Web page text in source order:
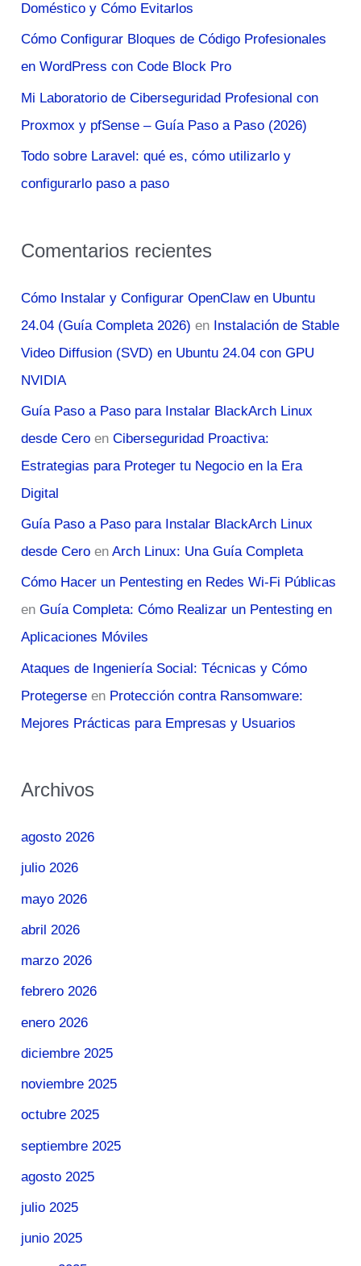
o
r
:
Doméstico y Cómo Evitarlos
Cómo Configurar Bloques de Código Profesionales
en WordPress con Code Block Pro
Mi Laboratorio de Ciberseguridad Profesional con
Proxmox y pfSense – Guía Paso a Paso (2026)
Todo sobre Laravel: qué es, cómo utilizarlo y
configurarlo paso a paso
Comentarios recientes
Cómo Instalar y Configurar OpenClaw en Ubuntu
24.04 (Guía Completa 2026) en Instalación de Stable
Video Diffusion (SVD) en Ubuntu 24.04 con GPU
NVIDIA
Guía Paso a Paso para Instalar BlackArch Linux
desde Cero enCiberseguridad Proactiva:
Estrategias para Proteger tu Negocio en la Era
Digital
Guía Paso a Paso para Instalar BlackArch Linux
desde Cero enArch Linux: Una Guía Completa
Cómo Hacer un Pentesting en Redes Wi-Fi Públicas
enGuía Completa: Cómo Realizar un Pentesting en
Aplicaciones Móviles
Ataques de Ingeniería Social: Técnicas y Cómo
Protegerse en Protección contra Ransomware:
Mejores Prácticas para Empresas y Usuarios
Archivos
agosto 2026
julio 2026
mayo 2026
abril 2026
marzo 2026
febrero 2026
enero 2026
diciembre 2025
noviembre 2025
octubre 2025
septiembre 2025
agosto 2025
julio 2025
junio 2025